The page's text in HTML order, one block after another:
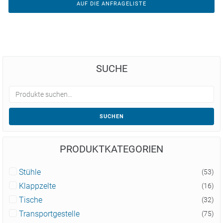
AUF DIE ANFRAGELISTE
SUCHE
SUCHEN
PRODUKTKATEGORIEN
Stühle (53)
Klappzelte (16)
Tische (32)
Transportgestelle (75)